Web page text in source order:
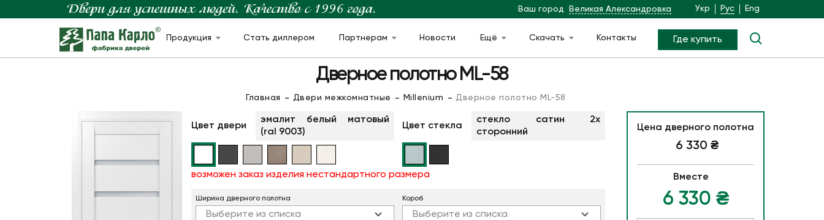
Ваш город Великая Александровка Укр Рус Eng
Продукция Стать диллером Партнерам Новости Ещё Скачать Контакты Где купить
Дверное полотно ML-58
Главная Двери межкомнатные Millenium Дверное полотно ML-58
Цвет двери
эмалит белый матовый
(ral 9003)
Цвет стекла
стекло сатин 2х
сторонний
возможен заказ изделия нестандартного размера
Ширина дверного полотна
Выберите из списка
Короб
Выберите из списка
Цена дверного полотна
6 330 ₴
Вместе
6 330 ₴